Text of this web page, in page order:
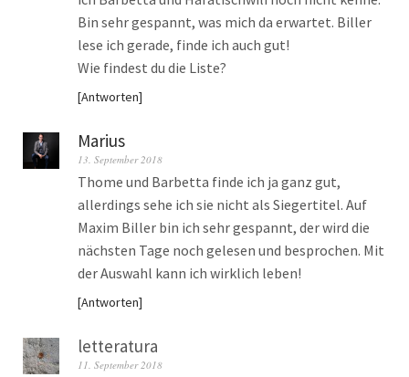
Bin sehr gespannt, was mich da erwartet. Biller
lese ich gerade, finde ich auch gut!
Wie findest du die Liste?
Antworten
Marius
13. September 2018
Thome und Barbetta finde ich ja ganz gut,
allerdings sehe ich sie nicht als Siegertitel. Auf
Maxim Biller bin ich sehr gespannt, der wird die
nächsten Tage noch gelesen und besprochen. Mit
der Auswahl kann ich wirklich leben!
Antworten
letteratura
11. September 2018